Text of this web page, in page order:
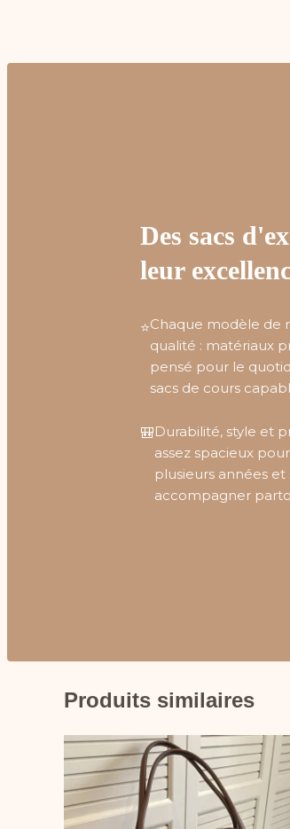
Des sacs
leur
⭐Chaque modèle de
qualité : matériaux
pensé pour le
sacs de cours
🎒Durabilité, style et
assez spacieux
plusieurs années
accompagner
Produits similaires